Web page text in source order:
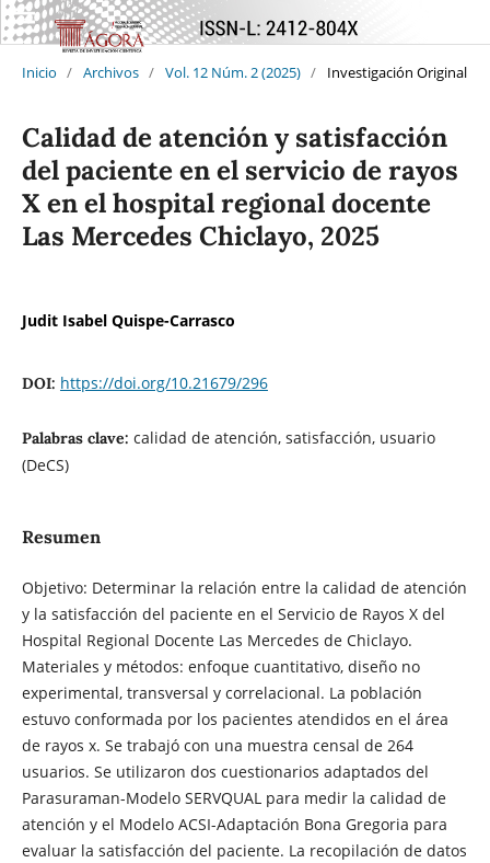
Inicio / Archivos / Vol. 12 Núm. 2 (2025) / Investigación Original
Calidad de atención y satisfacción
del paciente en el servicio de rayos
X en el hospital regional docente
Las Mercedes Chiclayo, 2025
Judit Isabel Quispe-Carrasco
DOI: https://doi.org/10.21679/296
Palabras clave: calidad de atención, satisfacción, usuario
(DeCS)
Resumen
Objetivo: Determinar la relación entre la calidad de atención
y la satisfacción del paciente en el Servicio de Rayos X del
Hospital Regional Docente Las Mercedes de Chiclayo.
Materiales y métodos: enfoque cuantitativo, diseño no
experimental, transversal y correlacional. La población
estuvo conformada por los pacientes atendidos en el área
de rayos x. Se trabajó con una muestra censal de 264
usuarios. Se utilizaron dos cuestionarios adaptados del
Parasuraman-Modelo SERVQUAL para medir la calidad de
atención y el Modelo ACSI-Adaptación Bona Gregoria para
evaluar la satisfacción del paciente. La recopilación de datos